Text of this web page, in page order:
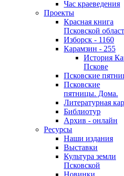
Час краеведения
Проекты
Красная книга
Псковской
Изборск - 1160
Карамзин - 255
История
Пскове
Псковские
Псковские
пятницы. Дома.
Литературная
Библиотур
Архив - онлайн
Ресурсы
Наши издания
Выставки
Культура земли
Псковской
Новинки